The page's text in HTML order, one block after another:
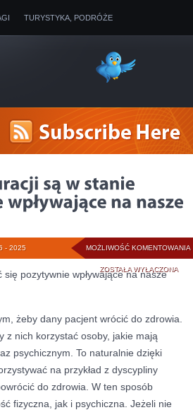
TURYSTYKA, PODRÓŻE
MOŻLIWOŚĆ KOMENTOWANIA
ZOSTAŁA WYŁĄCZONA
- 2025
pozytywnie wpływające na nasze
żeby dany pacjent wrócić do zdrowia.
z nich korzystać osoby, jakie mają
psychicznym. To naturalnie dzięki
na przykład z dyscypliny
do zdrowia. W ten sposób
fizyczna, jak i psychiczna. Jeżeli nie